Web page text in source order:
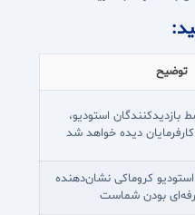
توضیح
بازدیدکنندگان استودیو،
کارفرمایان دیده خواهد شد
کروماکی نشان‌دهنده
بودن شماست